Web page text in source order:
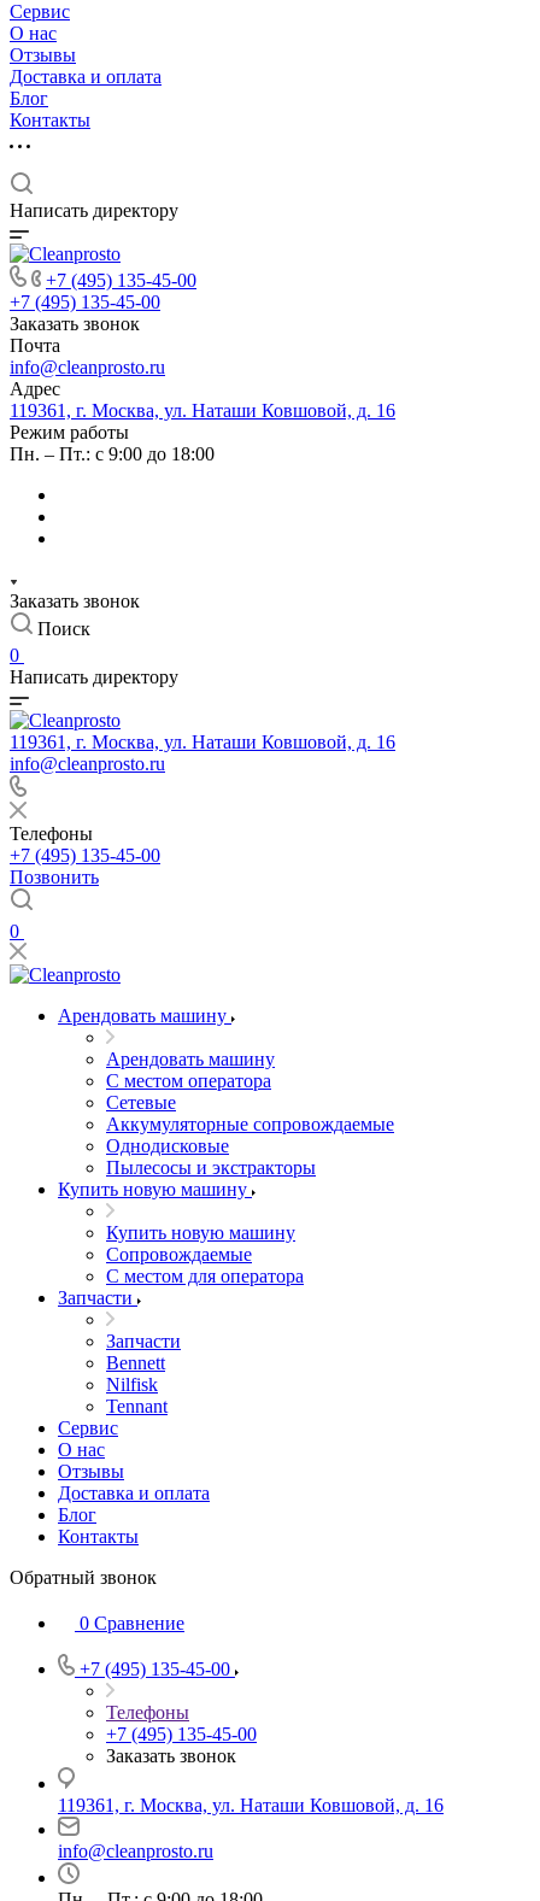
Сервис
О нас
Отзывы
Доставка и оплата
Блог
Контакты
Написать директору
+7 (495) 135-45-00
+7 (495) 135-45-00
Заказать звонок
Почта
info@cleanprosto.ru
Адрес
119361, г. Москва, ул. Наташи Ковшовой, д. 16
Режим работы
Пн. – Пт.: с 9:00 до 18:00
Заказать звонок
Поиск
0
Написать директору
119361, г. Москва, ул. Наташи Ковшовой, д. 16
info@cleanprosto.ru
Телефоны
+7 (495) 135-45-00
Позвонить
0
Арендовать машину
Арендовать машину
С местом оператора
Сетевые
Аккумуляторные сопровождаемые
Однодисковые
Пылесосы и экстракторы
Купить новую машину
Купить новую машину
Сопровождаемые
С местом для оператора
Запчасти
Запчасти
Bennett
Nilfisk
Tennant
Сервис
О нас
Отзывы
Доставка и оплата
Блог
Контакты
Обратный звонок
0 Сравнение
+7 (495) 135-45-00
Телефоны
+7 (495) 135-45-00
Заказать звонок
119361, г. Москва, ул. Наташи Ковшовой, д. 16
info@cleanprosto.ru